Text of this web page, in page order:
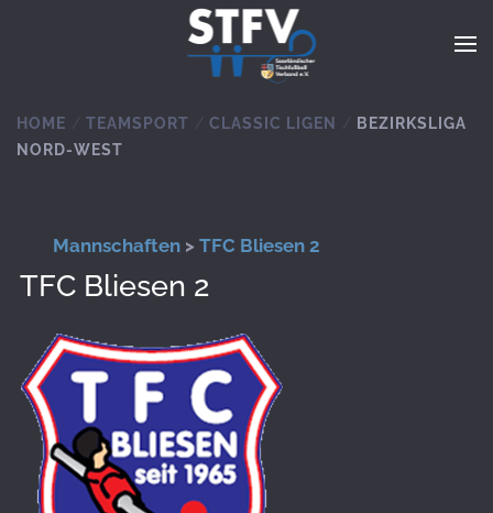
Zum Hauptinhalt springen
HOME TEAMSPORT CLASSIC LIGEN
BEZIRKSLIGA
NORD-WEST
Mannschaften > TFC Bliesen 2
TFC Bliesen 2